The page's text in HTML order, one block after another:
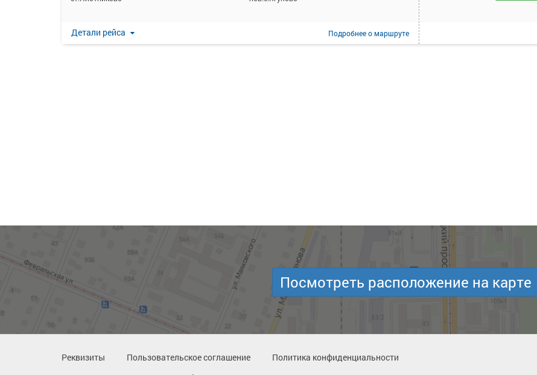
Детали рейса Подробнеео маршруте
Посмотреть расположение на карте
Реквизиты Пользовательское соглашение
Политика конфиденциальности